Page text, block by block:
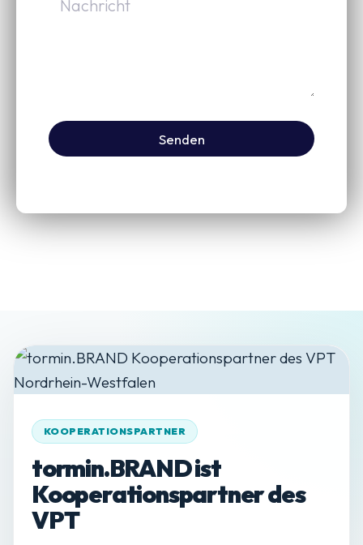
Senden
KOOPERATIONSPARTNER
tormin.BRAND ist
Kooperationspartner des
VPT